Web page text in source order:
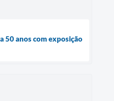
50 anos com exposição